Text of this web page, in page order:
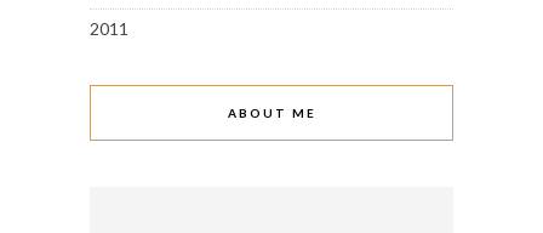
2011
ABOUT ME